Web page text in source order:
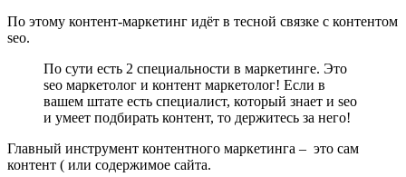
По этому контент-маркетинг идёт в тесной связке с контентом
seo.
По сути есть 2 специальности в маркетинге. Это
seo маркетолог и контент маркетолог! Если в
вашем штате есть специалист, который знает и seo
и умеет подбирать контент, то держитесь за него!
Главный инструмент контентного маркетинга – это сам
контент ( или содержимое сайта.